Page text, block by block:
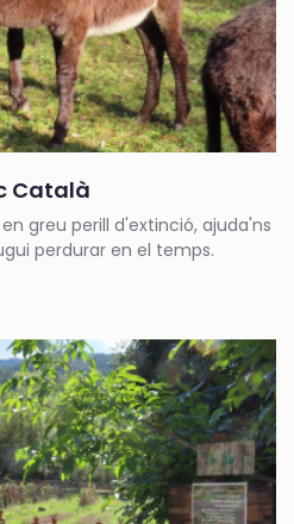
Català
greu perill d'extinció, ajuda'ns
perdurar en el temps.